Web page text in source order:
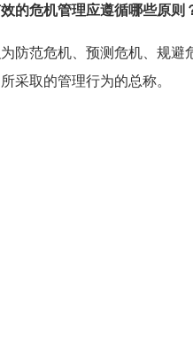
的危机管理应遵循哪些原则
范危机、预测危机、规避
采取的管理行为的总称。